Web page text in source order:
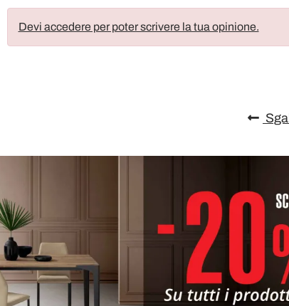
Devi accedere per poter scrivere la tua opinione.